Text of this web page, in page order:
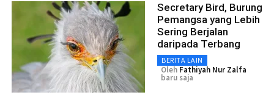
Secretary Bird, Burung
Pemangsa yang Lebih
Sering Berjalan
daripada Terbang
BERITA LAIN
Oleh Fathiyah Nur Zalfa
baru saja